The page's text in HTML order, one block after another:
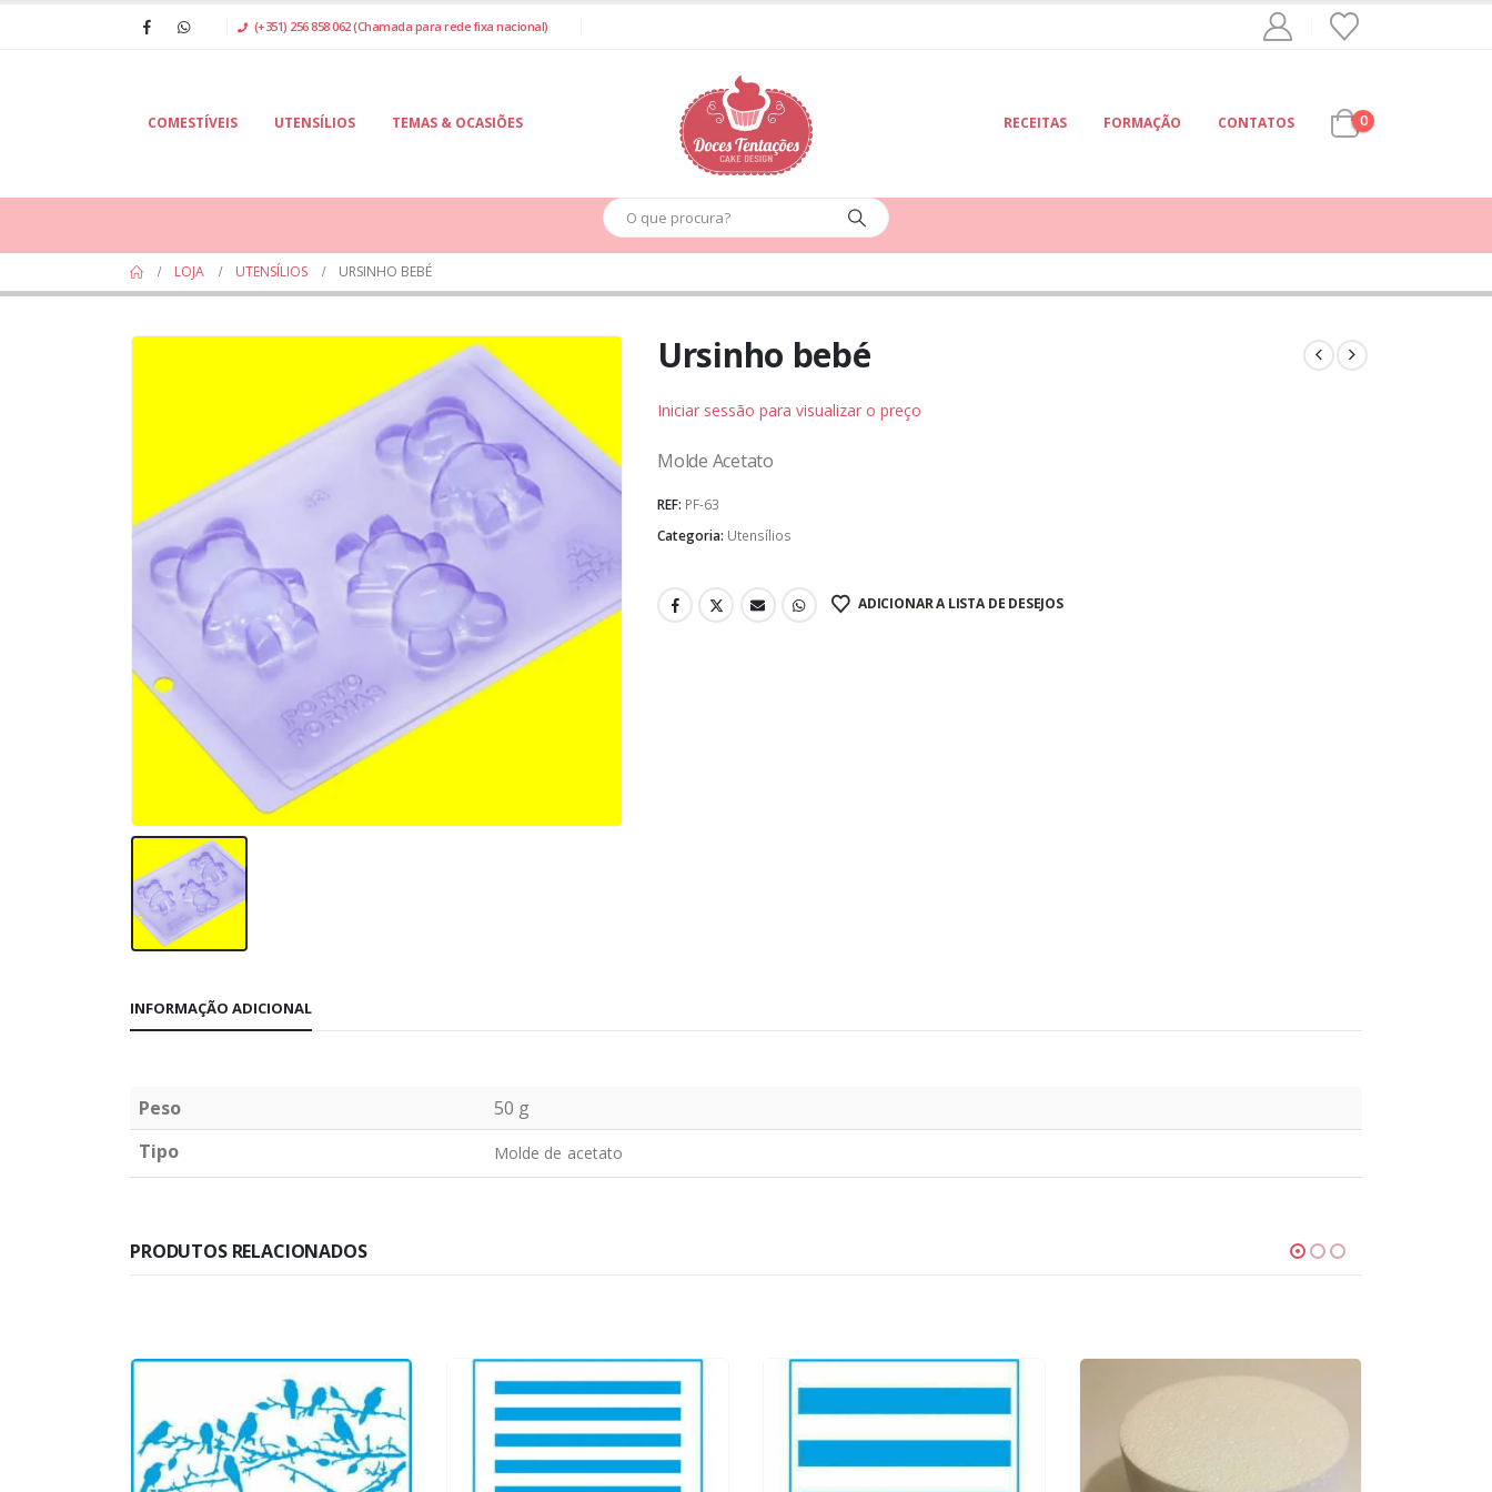
(+351) 256 858 062 (Chamada para rede fixa nacional)
COMESTÍVEIS UTENSÍLIOS TEMAS & OCASIÕES RECEITAS FORMAÇÃO CONTATOS 0
LOJA UTENSÍLIOS URSINHO BEBÉ
Ursinho bebé
Iniciar sessão para visualizar o preço
Molde Acetato
REF: PF-63
Categoria: Utensílios
ADICIONAR A LISTA DE DESEJOS
INFORMAÇÃO ADICIONAL
Peso
50 g
Tipo
Molde de acetato
PRODUTOS RELACIONADOS